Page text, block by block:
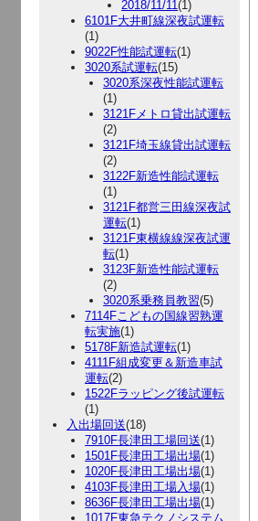
2018/11/11(1)
6101F大井町線深夜試運転
(1)
9022F性能試運転(1)
3020系試運転(15)
3020系深夜性能試運転
(1)
3121Fメトロ貸出試運転
(2)
3121F埼玉線貸出試運転
(2)
3122F新造性能試運転
(1)
3121F都営三田線深夜試
運転(1)
3121F東横線線深夜試運
転(1)
3123F新造性能試運転
(2)
3020系乗務員教習(5)
7114Fこどもの国線習熟運
転実施(1)
5178F新造試運転(1)
4111F組成変更＆新造車試
運転(2)
1522Fラッピング後試運転
(1)
入出場回送(18)
7910F長津田工場回送(1)
1501F長津田工場出場(1)
1020F長津田工場出場(1)
4103F長津田工場入場(1)
8636F長津田工場出場(1)
1017F東急テクノシステム